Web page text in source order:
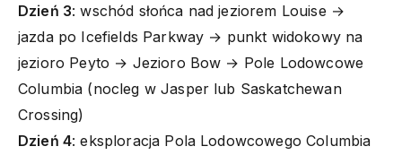
Dzień 3: wschód słońca nad jeziorem Louise →
jazda po Icefields Parkway → punkt widokowy na
jezioro Peyto → Jezioro Bow → Pole Lodowcowe
Columbia (nocleg w Jasper lub Saskatchewan
Crossing)
Dzień 4: eksploracja Pola Lodowcowego Columbia